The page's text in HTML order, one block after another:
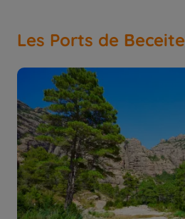
Les Ports de Beceite